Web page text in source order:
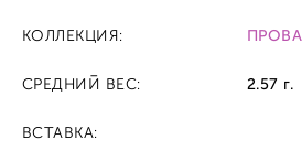
КОЛЛЕКЦИЯ:
СРЕДНИЙ ВЕС: 2.57 г.
ВСТАВКА: